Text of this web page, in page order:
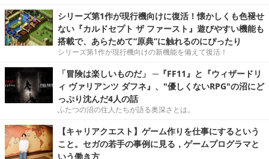
シリーズ第1作が現行機向けに復活！懐かしくも色褪せ
ない『カルドセプト ザ ファースト』遊びやすい機能も
搭載で、あらためて“原典”に触れるのにぴったり
シリーズ第1作が現行機向けの新機能を備えて復活！
「冒険は楽しいものだ」 ─『FF11』と『ウィザードリ
ィ ヴァリアンツ ダフネ』、"優しくないRPG"の沼にど
っぷり沈んだ4人の話
ふたつの沼の住人たちが語る奥深さとは。
【キャリアクエスト】ゲーム作りを仕事にするという
こと。セガの若手の事例に見る，ゲームプログラマと
いう働き方